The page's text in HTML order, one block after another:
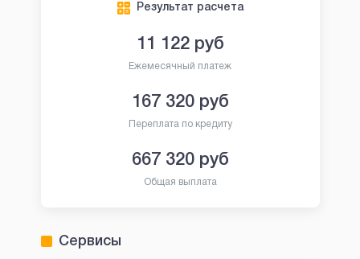
Результат расчета
11 122руб
Ежемесячный платеж
167 320руб
Переплата по кредиту
667 320руб
Общая выплата
Сервисы